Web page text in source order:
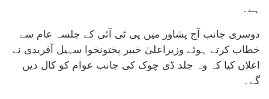
ہے۔
دوسری جانب آج پشاور میں پی ٹی آئی کے جلسہ عام سے
خطاب کرتے ہوئے وزیراعلیٰ خیبر پختونخوا سہیل آفریدی نے
اعلان کیا کہ وہ جلد ڈی چوک کی جانب عوام کو کال دیں
گے۔